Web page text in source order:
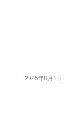
2025年8月1日